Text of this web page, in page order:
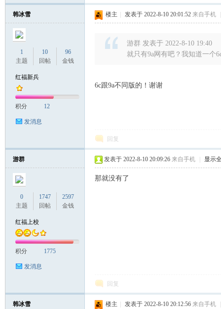
盟
韩冰雪
1
主题
10
回帖
96
金钱
红福新兵
积分 12
发消息
楼主 发表于 2022-8-10 20:01:52 来自手机
游群 发表于 2022-8-10 19:40
就只有9a网有吧？我知道一个
6c跟9a不同版的！谢谢
回复
游群
0
主题
1747
回帖
2597
金钱
红福上校
积分 1775
发消息
发表于 2022-8-10 20:09:26 来自手机 显示
那就没有了
回复
韩冰雪 楼主 发表于 2022-8-10 20:12:56 来自手机